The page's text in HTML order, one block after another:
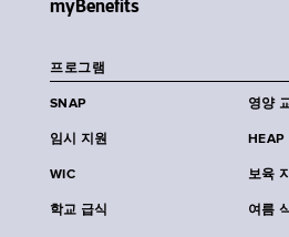
myBenefits
프로그램
SNAP 영양
임시 지원 HEAP
WIC 보육
학교 급식 여름